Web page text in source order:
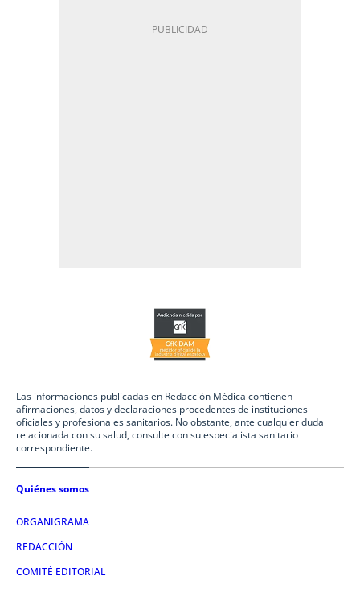
Las informaciones publicadas en Redacción Médica contienen
afirmaciones, datos y declaraciones procedentes de instituciones
oficiales y profesionales sanitarios. No obstante, ante cualquier duda
relacionada con su salud, consulte con su especialista sanitario
correspondiente.
Quiénes somos
ORGANIGRAMA
REDACCIÓN
COMITÉ EDITORIAL